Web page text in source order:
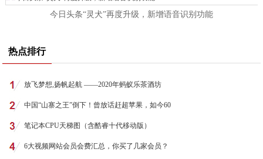
今日头条“灵犬”再度升级，新增语音识别功能
热点排行
放飞梦想,扬帆起航 ——2020年蚂蚁乐茶酒坊
中国“山寨之王”倒下！曾放话赶超苹果，如今60
笔记本CPU天梯图（含酷睿十代移动版）
6大视频网站会员会费汇总，你买了几家会员？